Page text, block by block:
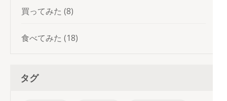
買ってみた (8)
食べてみた (18)
タグ